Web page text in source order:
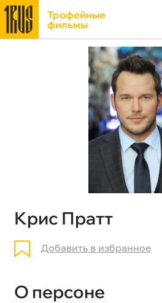
Трофейные
фильмы
Крис Пратт
Добавить в избранное
О персоне